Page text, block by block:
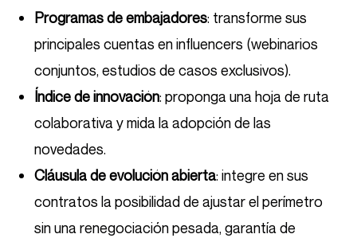
Programas de embajadores: transforme sus
principales cuentas en influencers (webinarios
conjuntos, estudios de casos exclusivos).
Índice de innovación: proponga una hoja de ruta
colaborativa y mida la adopción de las
novedades.
Cláusula de evolución abierta: integre en sus
contratos la posibilidad de ajustar el perímetro
sin una renegociación pesada, garantía de